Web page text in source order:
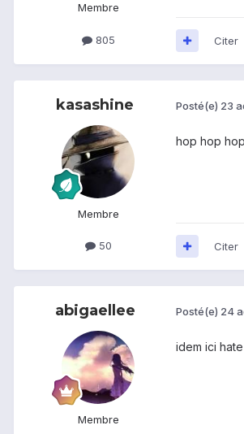
Membre
805 Citer
kasashine
Membre
50
Posté(e) 23
hop hop
Citer
abigaellee
Membre
Posté(e) 24
idem ici hate